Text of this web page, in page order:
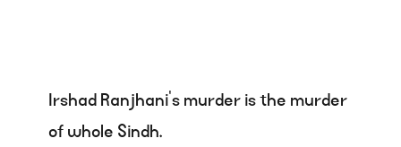
Irshad Ranjhani’s murder is the murder
of whole Sindh.